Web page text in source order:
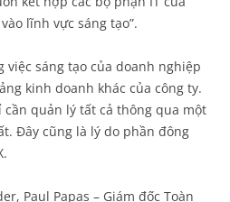
lĩnh vực sáng tạo”.
việc sáng tạo của doanh nghiệp
kinh doanh khác của công ty.
quản lý tất cả thông qua một
Đây cũng là lý do phần đông
Paul Papas – Giám đốc Toàn